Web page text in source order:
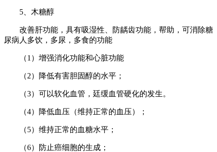
5、木糖醇
改善肝功能，具有吸湿性、防龋齿功能，帮助，可消除糖
尿病人多饮，多尿，多食的功能
（1）增强消化功能和心脏功能
（2）降低有害胆固醇的水平；
（3）可以软化血管，廷缓血管硬化的发生。
（4）降低血压（维持正常的血压）；
（5）维持正常的血糖水平；
（6）防止癌细胞的生成；